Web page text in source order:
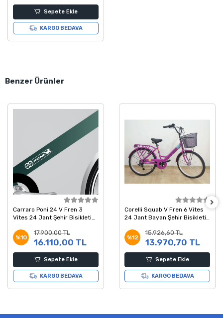
Sepete Ekle
KARGO BEDAVA
Benzer Ürünler
Carraro Poni 24 V Fren 3
Vites 24 Jant Şehir Bisikleti
%10
17.900,00 TL
16.110,00 TL
Sepete Ekle
KARGO BEDAVA
Corelli Squab V Fren 6 Vites
24 Jant Bayan Şehir Bisikleti
%12
15.926,60 TL
13.970,70 TL
Sepete Ekle
KARGO BEDAVA